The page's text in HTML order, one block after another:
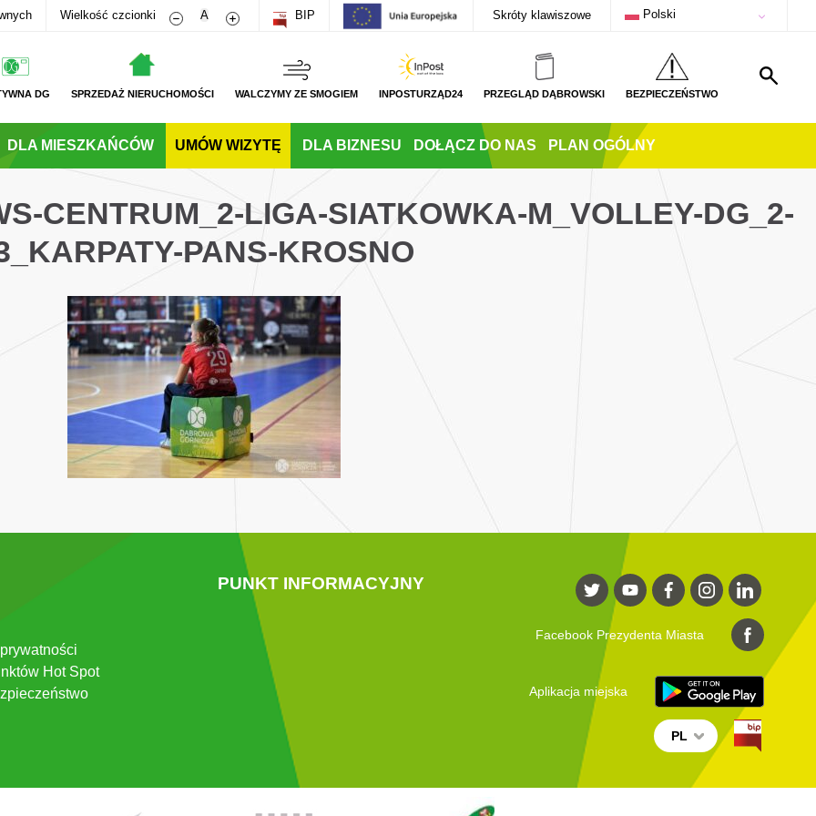
Wielkość czcionki Zmniejsz rozmiar czcionki
A Zwiększ rozmiar czcionki
BIP Skróty klawiszowe Polski
DG SPRZEDAŻ NIERUCHOMOŚCI WALCZYMY ZE SMOGIEM INPOSTURZĄD24 PRZEGLĄD DĄBROWSKI BEZPIECZEŃSTWO
DLA MIESZKAŃCÓW UMÓW WIZYTĘ DLA BIZNESU DOŁĄCZ DO NAS PLAN OGÓLNY
CENTRUM_2-LIGA-SIATKOWKA-M_VOLLEY-DG_2-
PANS-KROSNO
Hot Spot
PUNKT INFORMACYJNY
Facebook Prezydenta Miasta
Aplikacja miejska
PL